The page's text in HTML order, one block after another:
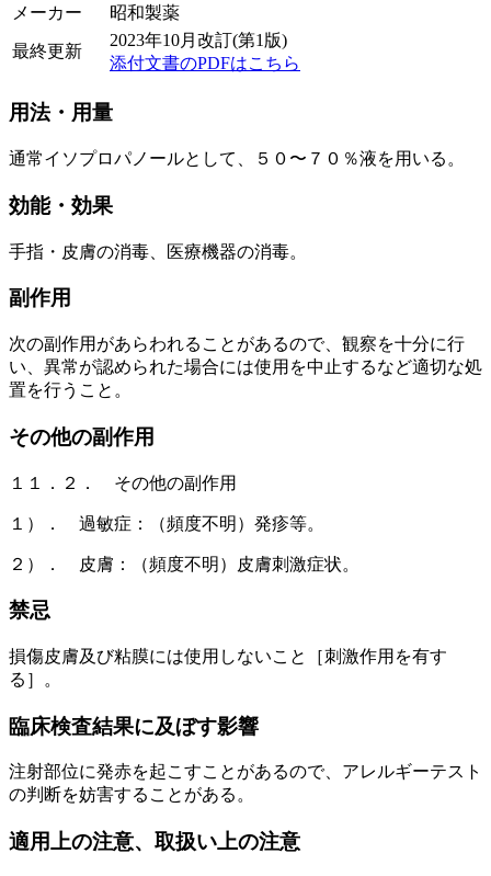
メーカー
昭和製薬
最終更新
2023年10月改訂(第1版)
添付文書のPDFはこちら
用法・用量
通常イソプロパノールとして、５０〜７０％液を用いる。
効能・効果
手指・皮膚の消毒、医療機器の消毒。
副作用
次の副作用があらわれることがあるので、観察を十分に行
い、異常が認められた場合には使用を中止するなど適切な処
置を行うこと。
その他の副作用
１１．２． その他の副作用
１）． 過敏症：（頻度不明）発疹等。
２）． 皮膚：（頻度不明）皮膚刺激症状。
禁忌
損傷皮膚及び粘膜には使用しないこと［刺激作用を有す
る］。
臨床検査結果に及ぼす影響
注射部位に発赤を起こすことがあるので、アレルギーテスト
の判断を妨害することがある。
適用上の注意、取扱い上の注意